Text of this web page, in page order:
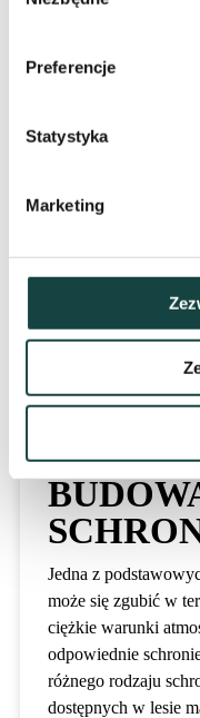
Preferencje
Statystyka
Marketing
zachwyci wszystkie
niezastąpionych
RADIA – potocznie
komunikację.
tak, aby tylko
Poznacie tajniki
szyfrujących.
odczytywania
światłem.
Jedna z
może się zgubić w
ciężkie warunki
odpowiednie
różnego rodzaju
dostępnych w lesie